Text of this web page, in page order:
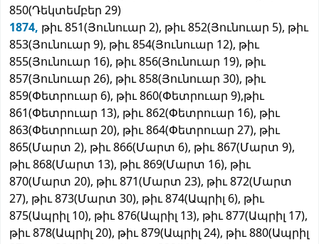
850(Դեկտեմբեր 29)
1874, թիւ 851(Յունուար 2), թիւ 852(Յունուար 5), թիւ
853(Յունուար 9), թիւ 854(Յունուար 12), թիւ
855(Յունուար 16), թիւ 856(Յունուար 19), թիւ
857(Յունուար 26), թիւ 858(Յունուար 30), թիւ
859(Փետրուար 6), թիւ 860(Փետրուար 9),թիւ
861(Փետրուար 13), թիւ 862(Փետրուար 16), թիւ
863(Փետրուար 20), թիւ 864(Փետրուար 27), թիւ
865(Մարտ 2), թիւ 866(Մարտ 6), թիւ 867(Մարտ 9),
թիւ 868(Մարտ 13), թիւ 869(Մարտ 16), թիւ
870(Մարտ 20), թիւ 871(Մարտ 23), թիւ 872(Մարտ
27), թիւ 873(Մարտ 30), թիւ 874(Ապրիլ 6), թիւ
875(Ապրիլ 10), թիւ 876(Ապրիլ 13), թիւ 877(Ապրիլ 17),
թիւ 878(Ապրիլ 20), թիւ 879(Ապրիլ 24), թիւ 880(Ապրիլ